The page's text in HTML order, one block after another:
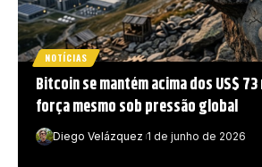
NOTÍCIAS
Bitcoin se mantém acima dos US$
força mesmo sob pressão global
Diego Velázquez 1 de junho de 2026